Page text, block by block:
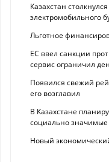
Казахстан
электромобильного
Льготное
ЕС ввел санкции
сервис ограничил
Появился свежий
его возглавил
В Казахстане
социально
Новый